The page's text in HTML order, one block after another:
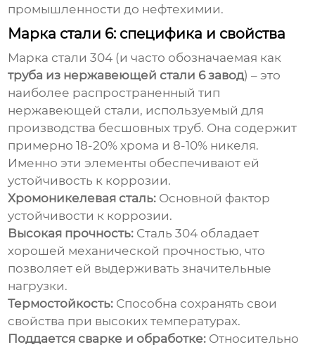
промышленности до нефтехимии.
Марка стали 6: специфика и свойства
Марка стали 304 (и часто обозначаемая как
труба из нержавеющей стали 6 завод) – это
наиболее распространенный тип
нержавеющей стали, используемый для
производства бесшовных труб. Она содержит
примерно 18-20% хрома и 8-10% никеля.
Именно эти элементы обеспечивают ей
устойчивость к коррозии.
Хромоникелевая сталь: Основной фактор
устойчивости к коррозии.
Высокая прочность: Сталь 304 обладает
хорошей механической прочностью, что
позволяет ей выдерживать значительные
нагрузки.
Термостойкость: Способна сохранять свои
свойства при высоких температурах.
Поддается сварке и обработке: Относительно